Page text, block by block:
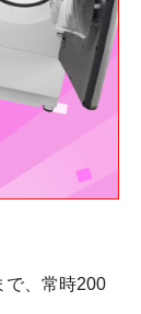
で、常時200